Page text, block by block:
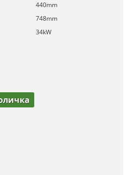
440mm
748mm
34kW